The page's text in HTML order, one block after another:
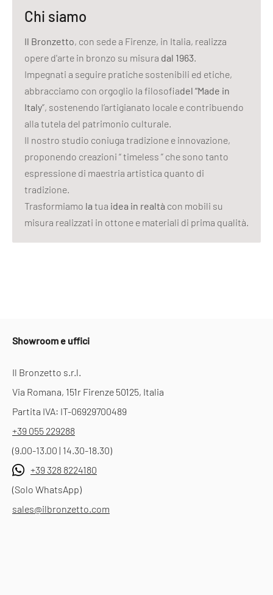
Chi siamo
Il Bronzetto, con sede a Firenze, in Italia, realizza
opere d'arte in bronzo su misura dal 1963.
Impegnati a seguire pratiche sostenibili ed etiche,
abbracciamo con orgoglio la filosofiadel “Made in
Italy”, sostenendo l’artigianato locale e contribuendo
alla tutela del patrimonio culturale.
Il nostro studio coniuga tradizione e innovazione,
proponendo creazioni “ timeless ” che sono tanto
espressione di maestria artistica quanto di
tradizione.
Trasformiamo la tua idea in realtà con mobili su
misura realizzati in ottone e materiali di prima qualità.
Showroom e uffici
Il Bronzetto s.r.l.
Via Romana, 151r Firenze 50125, Italia
Partita IVA: IT-06929700489
+39 055 229288
(9.00-13.00 | 14.30-18.30)
+39 328 8224180
(Solo WhatsApp)
sales@ilbronzetto.com